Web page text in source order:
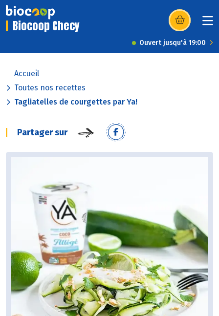
Biocoop Checy (s’ouvre dans
Ouvert jusqu'à 19:00
Accueil
Toutes nos recettes
Tagliatelles de courgettes par Ya!
Partager sur